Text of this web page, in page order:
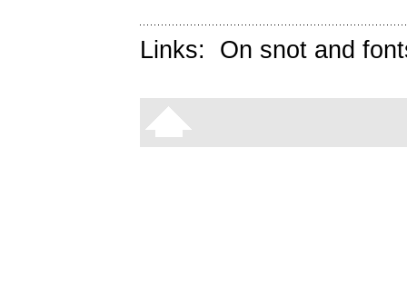
Links: On snot and